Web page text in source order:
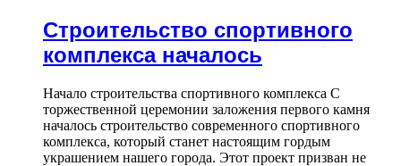
Строительство спортивного
комплекса началось
Начало строительства спортивного комплекса С
торжественной церемонии заложения первого камня
началось строительство современного спортивного
комплекса, который станет настоящим гордым
украшением нашего города. Этот проект призван не